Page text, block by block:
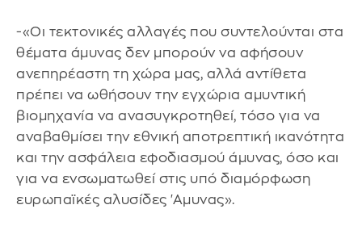
-«Οι τεκτονικές αλλαγές που συντελούνται στα
θέματα άμυνας δεν μπορούν να αφήσουν
ανεπηρέαστη τη χώρα μας, αλλά αντίθετα
πρέπει να ωθήσουν την εγχώρια αμυντική
βιομηχανία να ανασυγκροτηθεί, τόσο για να
αναβαθμίσει την εθνική αποτρεπτική ικανότητα
και την ασφάλεια εφοδιασμού άμυνας, όσο και
για να ενσωματωθεί στις υπό διαμόρφωση
ευρωπαϊκές αλυσίδες 'Αμυνας».